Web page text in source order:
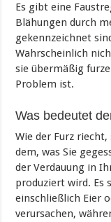
Es gibt eine
Blähungen durch
gekennzeichnet
Wahrscheinlich
sie übermäßig
Problem ist.
Was bedeutet
Wie der Furz
dem, was Sie
der Verdauung in
produziert wird. Es
einschließlich Eier
verursachen,